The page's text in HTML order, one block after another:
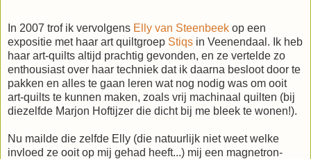
In 2007 trof ik vervolgens Elly van Steenbeek op een
expositie met haar art quiltgroep Stiqs in Veenendaal. Ik heb
haar art-quilts altijd prachtig gevonden, en ze vertelde zo
enthousiast over haar techniek dat ik daarna besloot door te
pakken en alles te gaan leren wat nog nodig was om ooit
art-quilts te kunnen maken, zoals vrij machinaal quilten (bij
diezelfde Marjon Hoftijzer die dicht bij me bleek te wonen!).
Nu mailde die zelfde Elly (die natuurlijk niet weet welke
invloed ze ooit op mij gehad heeft...) mij een magnetron-